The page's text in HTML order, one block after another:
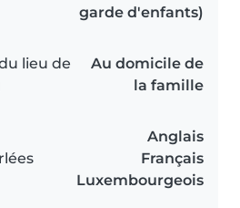
garde d'enfants)
lieu de
Au domicile de
la famille
Anglais
Français
Luxembourgeois